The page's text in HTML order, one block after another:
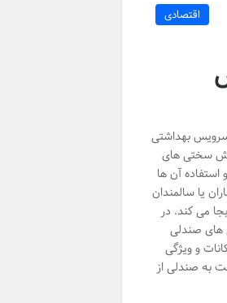
اقتصادی
سرویس بهداشتی
سختی های
آن ها
یا سالمندان
می کند. در
های صندلی
و ویژگی
به صندلی از